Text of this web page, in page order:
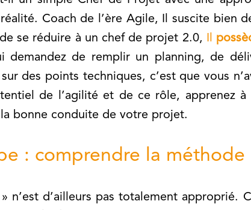
Coach de l’ère Agile, Il suscite bien
se réduire à un chef de projet 2.0, Il
demandez de remplir un planning, de
des points techniques, c’est que vous
de l’agilité et de ce rôle, apprenez à
bonne conduite de votre projet.
: comprendre la méthode
n’est d’ailleurs pas totalement approprié.